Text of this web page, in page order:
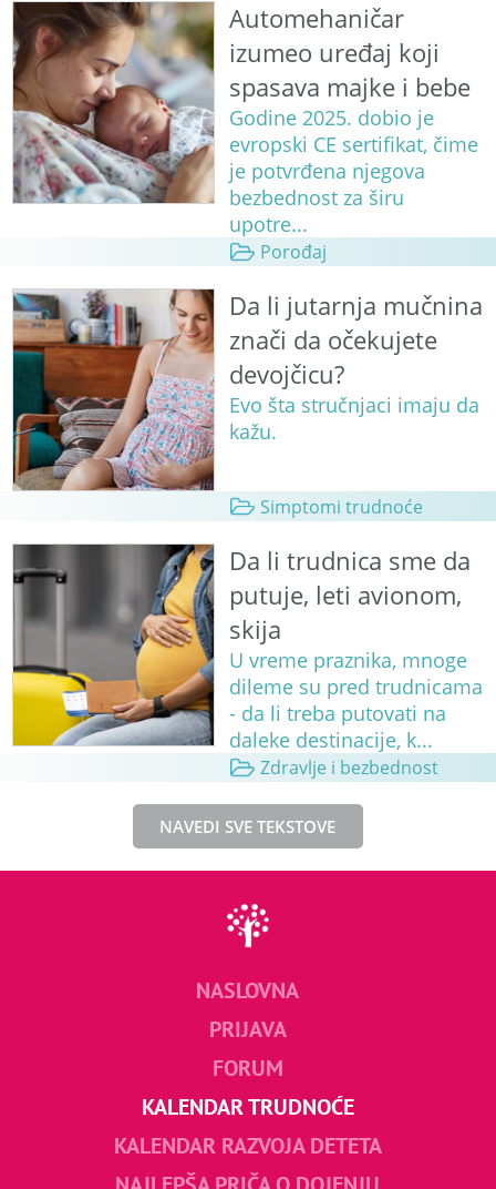
Automehaničar
izumeo uređaj koji
spasava majke i bebe
Godine 2025. dobio je
evropski CE sertifikat, čime
je potvrđena njegova
bezbednost za širu
upotre...
Porođaj
Da li jutarnja mučnina
znači da očekujete
devojčicu?
Evo šta stručnjaci imaju da
kažu.
Simptomi trudnoće
Da li trudnica sme da
putuje, leti avionom,
skija
U vreme praznika, mnoge
dileme su pred trudnicama
- da li treba putovati na
daleke destinacije, k...
Zdravlje i bezbednost
NAVEDI SVE TEKSTOVE
NASLOVNA
PRIJAVA
FORUM
KALENDAR TRUDNOĆE
KALENDAR RAZVOJA DETETA